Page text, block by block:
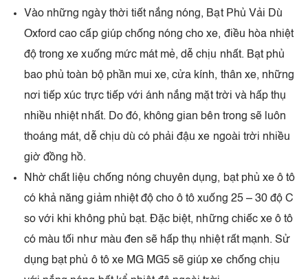
Vào những ngày thời tiết nắng nóng, Bạt Phủ Vải Dù
Oxford cao cấp giúp chống nóng cho xe, điều hòa nhiệt
độ trong xe xuống mức mát mẻ, dễ chịu nhất. Bạt phủ
bao phủ toàn bộ phần mui xe, cửa kính, thân xe, những
nơi tiếp xúc trực tiếp với ánh nắng mặt trời và hấp thụ
nhiều nhiệt nhất. Do đó, không gian bên trong sẽ luôn
thoáng mát, dễ chịu dù có phải đậu xe ngoài trời nhiều
giờ đồng hồ.
Nhờ chất liệu chống nóng chuyên dụng, bạt phủ xe ô tô
có khả năng giảm nhiệt độ cho ô tô xuống 25 – 30 độ C
so với khi không phủ bạt. Đặc biệt, những chiếc xe ô tô
có màu tối như màu đen sẽ hấp thụ nhiệt rất mạnh. Sử
dụng bạt phủ ô tô xe MG MG5 sẽ giúp xe chống chịu